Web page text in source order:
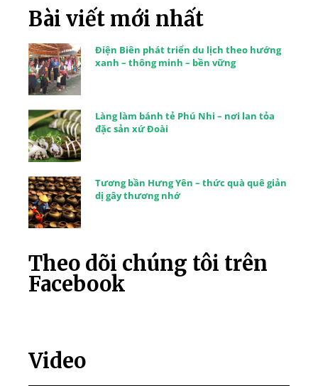
Bài viết mới nhất
Điện Biên phát triển du lịch theo hướng
xanh – thông minh – bền vững
Làng làm bánh tẻ Phú Nhi – nơi lan tỏa
đặc sản xứ Đoài
Tương bần Hưng Yên – thức quà quê giản
dị gây thương nhớ
Theo dõi chúng tôi trên
Facebook
Video